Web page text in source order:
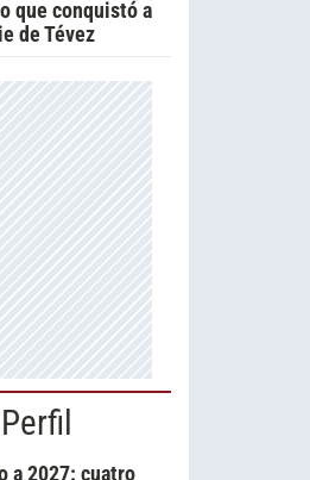
que conquistó a
de Tévez
a 2027: cuatro